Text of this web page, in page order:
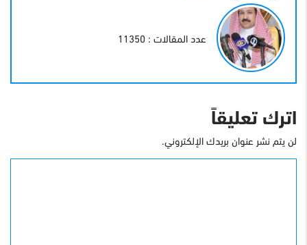
عدد المقالات : 11350
اترك تعليقاً
لن يتم نشر عنوان بريدك الإلكتروني.